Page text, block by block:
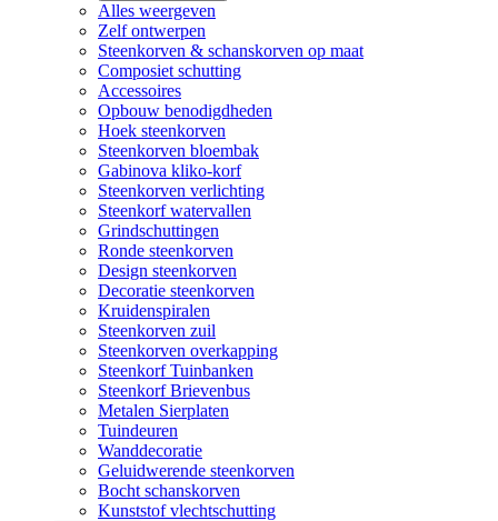
Alles weergeven
Zelf ontwerpen
Steenkorven & schanskorven op maat
Composiet schutting
Accessoires
Opbouw benodigdheden
Hoek steenkorven
Steenkorven bloembak
Gabinova kliko-korf
Steenkorven verlichting
Steenkorf watervallen
Grindschuttingen
Ronde steenkorven
Design steenkorven
Decoratie steenkorven
Kruidenspiralen
Steenkorven zuil
Steenkorven overkapping
Steenkorf Tuinbanken
Steenkorf Brievenbus
Metalen Sierplaten
Tuindeuren
Wanddecoratie
Geluidwerende steenkorven
Bocht schanskorven
Kunststof vlechtschutting